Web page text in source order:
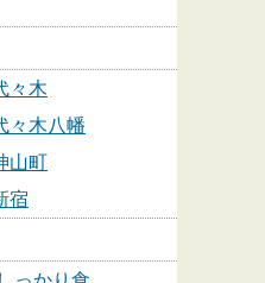
々木
々木八幡
山町
宿